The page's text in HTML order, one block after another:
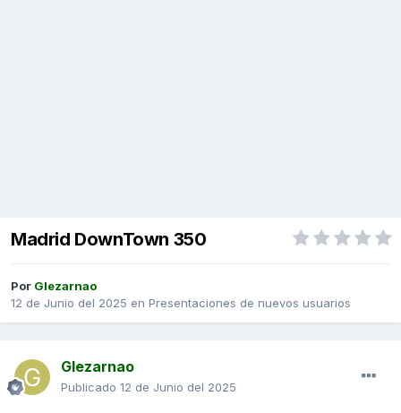
Madrid DownTown 350
Por Glezarnao
12 de Junio del 2025 en Presentaciones de nuevos usuarios
Glezarnao
Publicado 12 de Junio del 2025